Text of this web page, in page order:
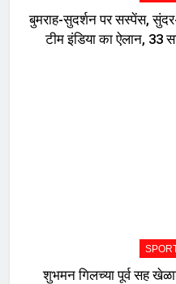
बुमराह-सुदर्शन पर सस्पेंस,
टीम इंडिया का ऐलान, 33
शुभमन गिलच्या पूर्व सह